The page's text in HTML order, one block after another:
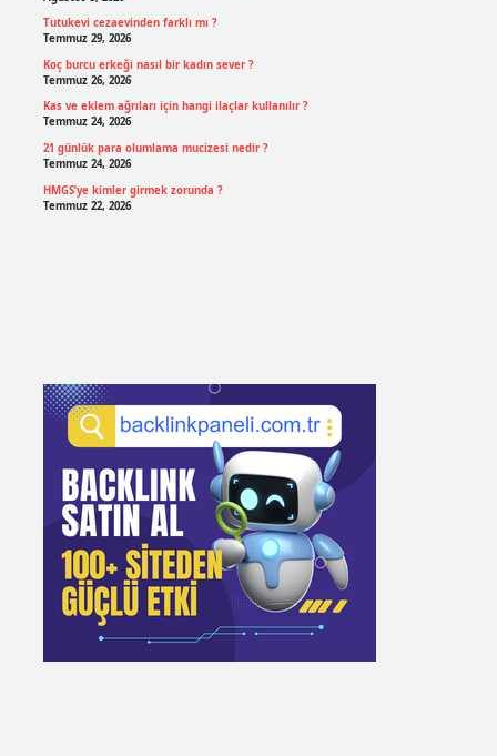
Tutukevi cezaevinden farklı mı ?
Temmuz 29, 2026
Koç burcu erkeği nasıl bir kadın sever ?
Temmuz 26, 2026
Kas ve eklem ağrıları için hangi ilaçlar kullanılır ?
Temmuz 24, 2026
21 günlük para olumlama mucizesi nedir ?
Temmuz 24, 2026
HMGS’ye kimler girmek zorunda ?
Temmuz 22, 2026